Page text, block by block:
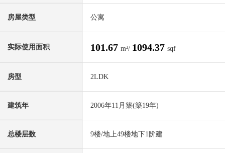
房屋类型 公寓
实际使用面积 101.67 m²/ 1094.37 sqf
房型 2LDK
建筑年 2006年11月築(築19年)
总楼层数 9楼/地上49楼地下1阶建